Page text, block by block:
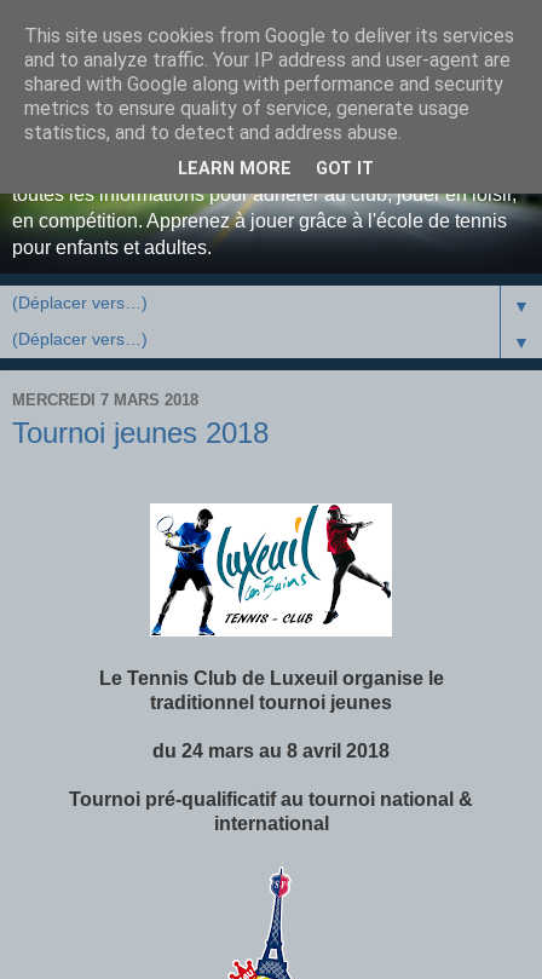
Bienvenue au Tennis Club
Luxovien ...
Site officiel du Tennis Club de Luxeuil-les-Bains. Retrouvez
toutes les informations pour adhérer au club, jouer en loisir,
en compétition. Apprenez à jouer grâce à l'école de tennis
pour enfants et adultes.
▼
▼
MERCREDI 7 MARS 2018
Tournoi jeunes 2018
Le Tennis Club de Luxeuil organise le
traditionnel tournoi jeunes
du 24 mars au 8 avril 2018
Tournoi pré-qualificatif au tournoi national &
international
This site uses cookies from Google to deliver its services
and to analyze traffic. Your IP address and user-agent are
shared with Google along with performance and security
metrics to ensure quality of service, generate usage
statistics, and to detect and address abuse.
LEARN MORE GOT IT